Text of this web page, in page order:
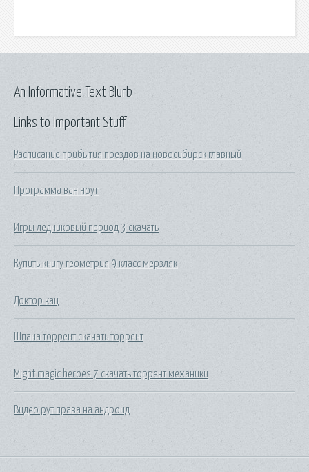
Links to Important Stuff
Расписание прибытия поездов на новосибирск главный
Программа ван ноут
Игры ледниковый период 3 скачать
Купить книгу геометрия 9 класс мерзляк
Доктор кац
Шпана торрент скачать торрент
Might magic heroes 7 скачать торрент механики
Видео рут права на андроид
An Informative Text Blurb